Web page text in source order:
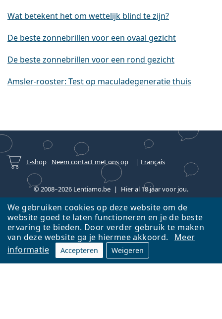
We gebruiken cookies op deze website om de
website goed te laten functioneren en je de beste
ervaring te bieden. Door verder gebruik te maken
van deze website ga je hiermee akkoord.
Meer
informatie
Accepteren Weigeren
Wat betekent het om wettelijk blind te zijn?
De beste zonnebrillen voor een ovaal gezicht
De beste zonnebrillen voor een rond gezicht
Amsler-rooster: Test op maculadegeneratie thuis
E-shop Neem contact met ons op Français
© 2008–2026 Lentiamo.be Hier al 18 jaar voor jou.